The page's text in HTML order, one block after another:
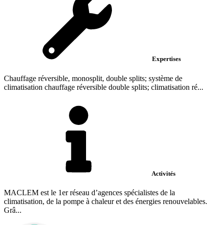
Expertises
Chauffage réversible, monosplit, double splits; système de
climatisation chauffage réversible double splits; climatisation ré...
Activités
MACLEM est le 1er réseau d’agences spécialistes de la
climatisation, de la pompe à chaleur et des énergies renouvelables.
Grâ...